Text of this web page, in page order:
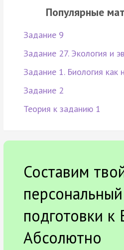
Популярные
Задание 9
Задание 27. Экология и
Задание 1. Биология как
Задание 2
Теория к заданию 1
Составим
подготовки к
Абсолютно